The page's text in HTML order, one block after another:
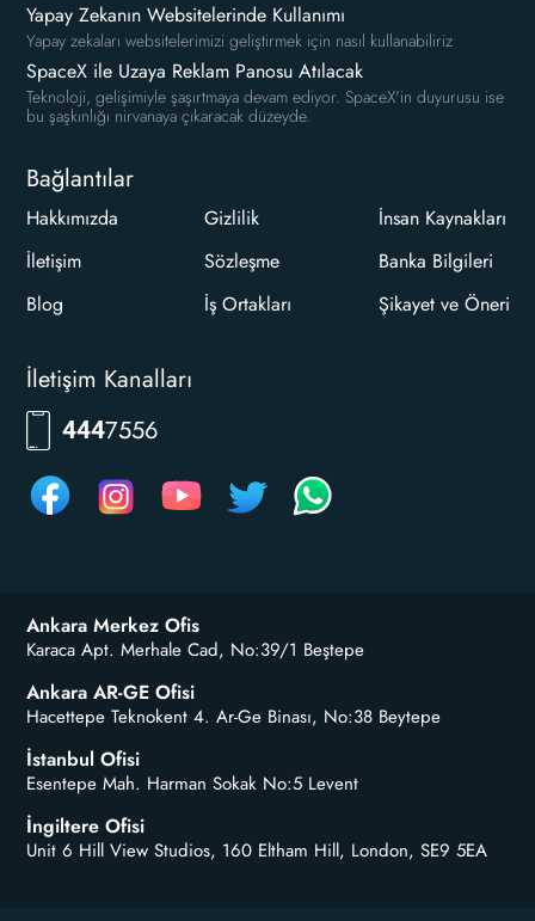
Yapay Zekanın Websitelerinde Kullanımı
Yapay zekaları websitelerimizi geliştirmek için nasıl kullanabiliriz
SpaceX ile Uzaya Reklam Panosu Atılacak
Teknoloji, gelişimiyle şaşırtmaya devam ediyor. SpaceX'in duyurusu ise
bu şaşkınlığı nirvanaya çıkaracak düzeyde.
Bağlantılar
Hakkımızda
İletişim
Blog
Gizlilik
Sözleşme
İş Ortakları
İnsan Kaynakları
Banka Bilgileri
Şikayet ve Öneri
İletişim Kanalları
4447556
Ankara Merkez Ofis
Karaca Apt. Merhale Cad, No:39/1 Beştepe
Ankara AR-GE Ofisi
Hacettepe Teknokent 4. Ar-Ge Binası, No:38 Beytepe
İstanbul Ofisi
Esentepe Mah. Harman Sokak No:5 Levent
İngiltere Ofisi
Unit 6 Hill View Studios, 160 Eltham Hill, London, SE9 5EA